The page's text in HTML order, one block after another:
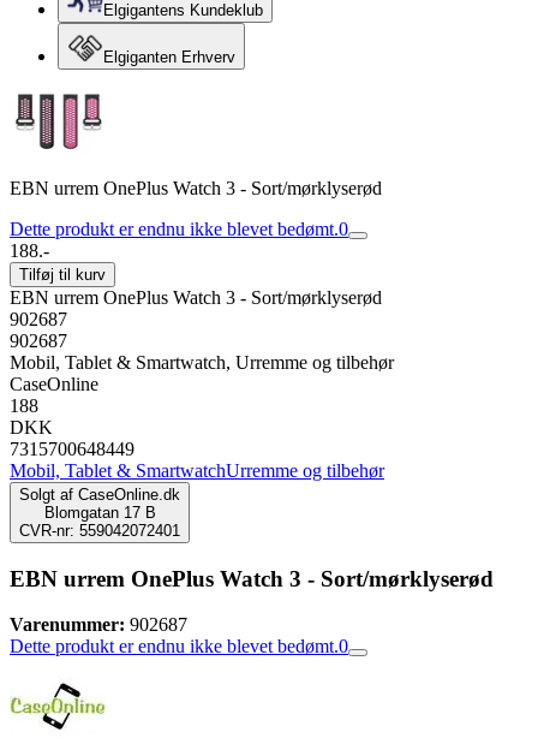
Elgigantens Kundeklub
Elgiganten Erhverv
EBN urrem OnePlus Watch 3 - Sort/mørklyserød
Dette produkt er endnu ikke blevet bedømt.0
188.-
Tilføj til kurv
EBN urrem OnePlus Watch 3 - Sort/mørklyserød
902687
902687
Mobil, Tablet & Smartwatch, Urremme og tilbehør
CaseOnline
188
DKK
7315700648449
Mobil, Tablet & SmartwatchUrremme og tilbehør
Solgt af CaseOnline.dk
Blomgatan 17 B
CVR-nr: 559042072401
EBN urrem OnePlus Watch 3 - Sort/mørklyserød
Varenummer: 902687
Dette produkt er endnu ikke blevet bedømt.0